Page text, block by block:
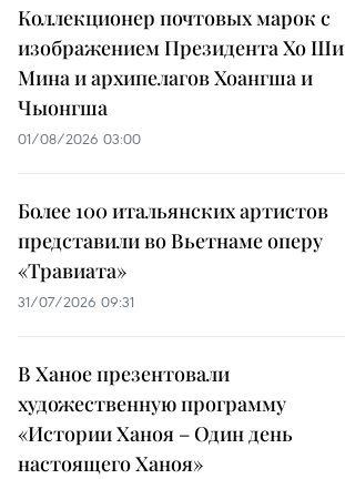
Коллекционер почтовых марок с
изображением Президента Хо Ши
Мина и архипелагов Хоангша и
Чыонгша
01/08/2026 03:00
Более 100 итальянских артистов
представили во Вьетнаме оперу
«Травиата»
31/07/2026 09:31
В Ханое презентовали
художественную программу
«Истории Ханоя – Один день
настоящего Ханоя»